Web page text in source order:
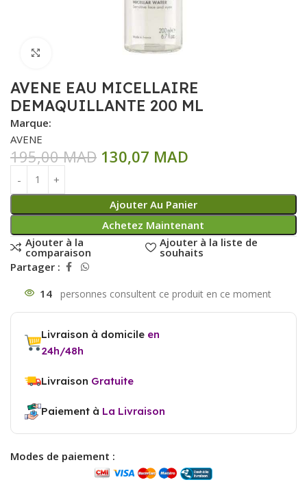
Click to enlarge
AVENE EAU MICELLAIRE
DEMAQUILLANTE 200 ML
Marque:
AVENE
195,00MAD 130,07 MAD
Ajouter Au Panier
Achetez Maintenant
Ajouter à la
comparaison
Ajouter à la liste de
souhaits
Partager :
14
Livraison à domicile en
24h/48h
Livraison Gratuite
Paiement à La Livraison
Modes de paiement :